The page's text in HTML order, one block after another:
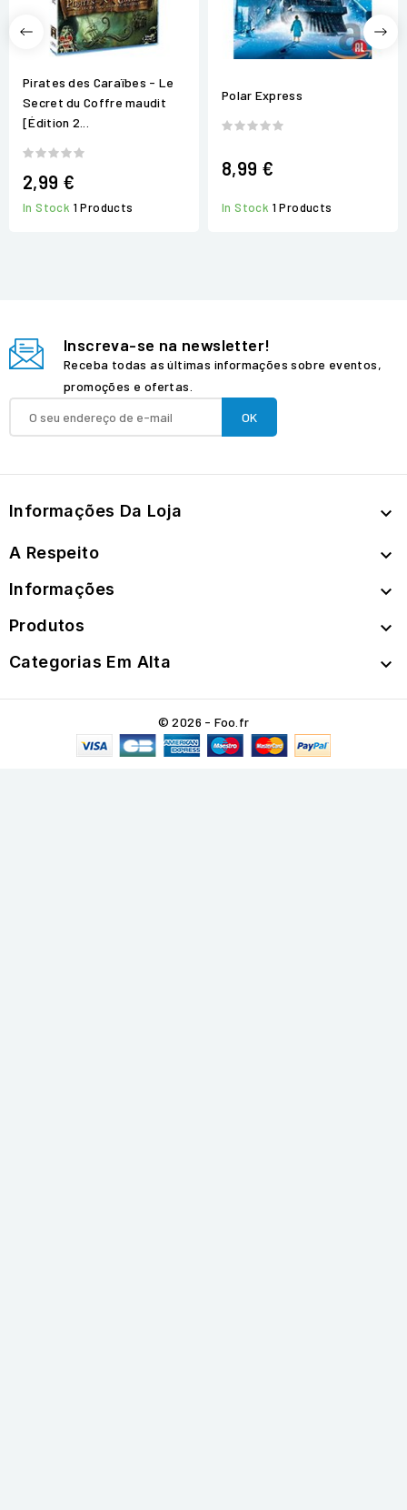
Pirates des Caraïbes - Le
Secret du Coffre maudit
[Édition 2...
2,99 €
In Stock 1 Products
Polar Express
8,99 €
In Stock 1 Products
Inscreva-se na newsletter!
Receba todas as últimas informações sobre eventos,
promoções e ofertas.
Informações Da Loja 
A Respeito 
Informações 
Produtos 
Categorias Em Alta 
© 2026 - Foo.fr